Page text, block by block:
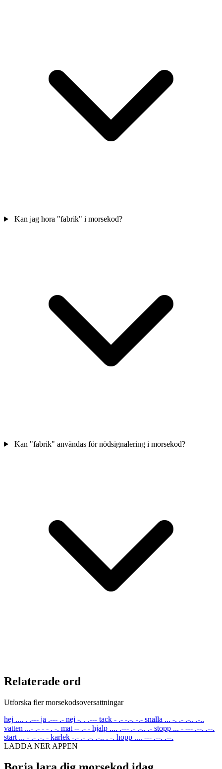
Kan jag hora "fabrik" i morsekod?
Kan "fabrik" användas för nödsignalering i morsekod?
Relaterade ord
Utforska fler morsekodsoversattningar
hej .... . .--- ja .--- .- nej -. . .--- tack - .- -.-. -.- snalla ... -. .- .-.. .-..
vatten ...- .- - - . -. mat -- .- - hjalp .... .--- .- .-.. .- stopp ... - --- .--. .--.
start ... - .- .-. - karlek -.- .- .-. .-.. . -. hopp .... --- .--. .--.
LADDA NER APPEN